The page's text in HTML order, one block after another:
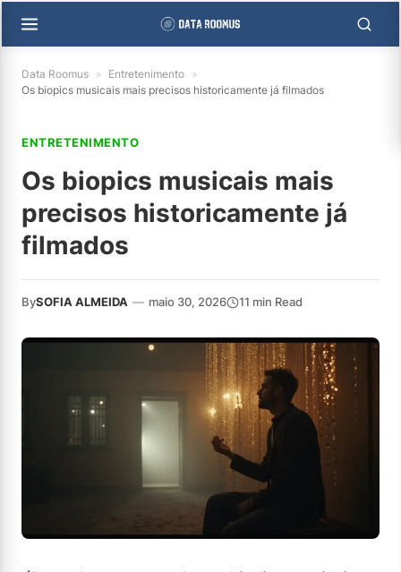
Data Roomus » Entretenimento »
Os biopics musicais mais precisos historicamente já filmados
ENTRETENIMENTO
Os biopics musicais mais
precisos historicamente já
filmados
BySOFIA ALMEIDA — maio 30, 2026 11 min Read